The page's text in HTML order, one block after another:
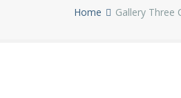
Home Gallery Three